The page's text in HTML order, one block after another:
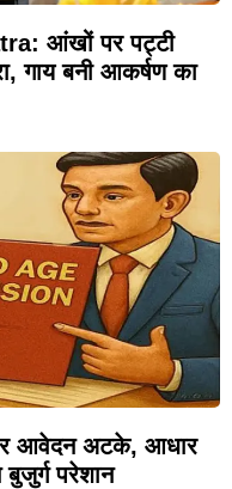
आंखों पर पट्टी
गाय बनी आकर्षण का
आवेदन अटके, आधार
परेशान